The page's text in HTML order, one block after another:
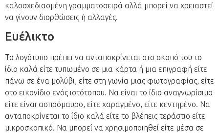
καλοσχεδιασμένη γραμματοσειρά αλλά μπορεί να χρειαστεί
να γίνουν διορθώσεις ή αλλαγές.
Ευέλικτο
Το λογότυπο πρέπει να ανταποκρίνεται στο σκοπό του το
ίδιο καλά είτε τυπωμένο σε μια κάρτα ή μια επιγραφή είτε
πάνω σε ένα μολύβι, είτε στη γωνία μιας φωτογραφίας, είτε
στο εικονίδιο ενός ιστότοπου. Να είναι το ίδιο αναγνωρίσιμο
είτε είναι ασπρόμαυρο, είτε χαραγμένο, είτε κεντημένο. Να
ανταποκρίνεται το ίδιο καλά είτε το βλέπεις τεράστιο είτε
μικροσκοπικό. Να μπορεί να χρησιμοποιηθεί είτε μέσα σε